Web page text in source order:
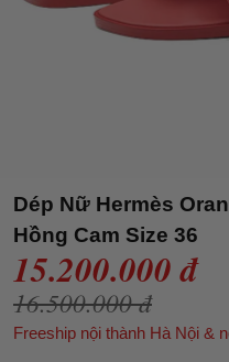
Dép Nữ Hermès
Hồng Cam Size 36
15.200.000 đ
16.500.000 đ
Freeship nội thành Hà Nội &